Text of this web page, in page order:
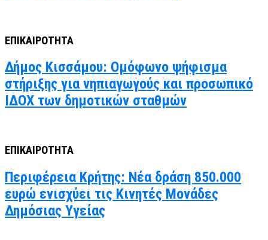
ΕΠΙΚΑΙΡΟΤΗΤΑ
Δήμος Κισσάμου: Ομόφωνο ψήφισμα
στήριξης για νηπιαγωγούς και προσωπικό
ΙΔΟΧ των δημοτικών σταθμών
ΕΠΙΚΑΙΡΟΤΗΤΑ
Περιφέρεια Κρήτης: Νέα δράση 850.000
ευρώ ενισχύει τις Κινητές Μονάδες
Δημόσιας Υγείας